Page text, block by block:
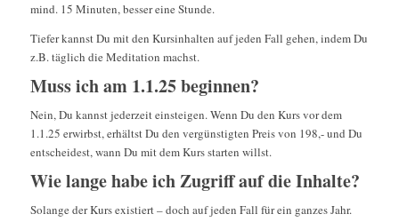
mind. 15 Minuten, besser eine Stunde.
Tiefer kannst Du mit den Kursinhalten auf jeden Fall gehen, indem Du
z.B. täglich die Meditation machst.
Muss ich am 1.1.25 beginnen?
Nein, Du kannst jederzeit einsteigen. Wenn Du den Kurs vor dem
1.1.25 erwirbst, erhältst Du den vergünstigten Preis von 198,- und Du
entscheidest, wann Du mit dem Kurs starten willst.
Wie lange habe ich Zugriff auf die Inhalte?
Solange der Kurs existiert – doch auf jeden Fall für ein ganzes Jahr.